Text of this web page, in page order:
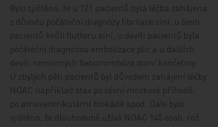
Bylo zjištěno, že u 121 pacientů byla léčba zahájena
z důvodu počáteční diagnózy fibrilace síní, u šesti
pacientů kvůli flutteru síní, u devíti pacientů byla
počáteční diagnózou embolizace plic a u dalších
devíti nemocných flebotrombóza dolní končetiny.
U zbylých pěti pacientů byl důvodem zahájení léčby
NOAC například stav po cévní mozkové příhodě,
po atrioventrikulární blokádě apod. Dále bylo
zjištěno, že dlouhodobě užívá NOAC 145 osob, což